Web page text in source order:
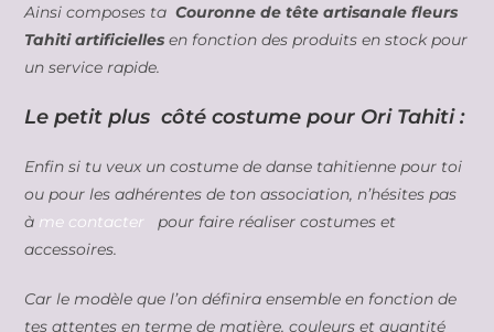
Ainsi composes taCouronne de tête artisanale fleurs
Tahiti artificielles en fonction des produits en stock pour
un service rapide.
Le petit plus côté costume pour Ori Tahiti :
Enfin si tu veux un costume de danse tahitienne pour toi
ou pour les adhérentes de ton association, n’hésites pas
à me contacter pour faire réaliser costumes et
accessoires.
Car le modèle que l’on définira ensemble en fonction de
tes attentes en terme de matière, couleurs et quantité